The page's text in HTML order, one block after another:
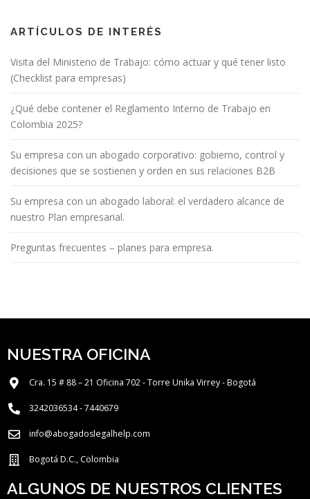
ARTÍCULOS DE INTERÉS
Visita del Ministerio de Trabajo: cómo actuar y qué tener listo
(Checklist para empresas)
¿Qué debe contener el Reglamento Interno de Trabajo en
Colombia 2025?
Su empresa con un abogado corporativo: gobierno, control y
decisiones que se sostienen y orden en sus relaciones B2B
Su empresa con un abogado laboral: el verdadero alcance de
nuestro Plan empresarial.
Preguntas frecuentes – planes para empresa.
NUESTRA OFICINA
Cra. 15 # 88 – 21 Oficina 702 - Torre Unika Virrey - Bogotá
3242036534 - 7440679
info@abogadoslegalhelp.com
Bogotá D.C., Colombia
ALGUNOS DE NUESTROS CLIENTES